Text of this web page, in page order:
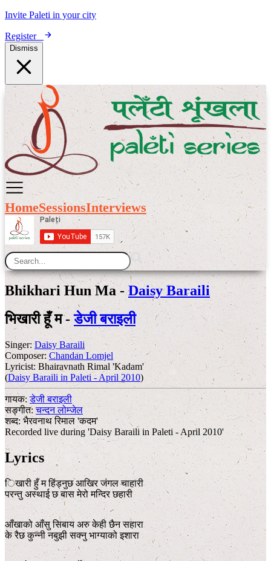
Invite Paleti in your city
Register
Dismiss
HomeSessionsInterviews
Bhikhari Hun Ma -Daisy Baraili
भिखारी हूँ म -डेजी बराइली
Singer:Daisy Baraili
Composer: Chandan Lomjel
Lyricist: Bhairavnath Rimal 'Kadam'
(Daisy Baraili in Paleti - April 2010)
गायक:डेजी बराइली
सङ्गीत:चन्दन लोम्जेल
शब्द: भैरवनाथ रिमाल 'कदम'
Recorded live during 'Daisy Baraili in Paleti - April 2010'
Lyrics
िखारी हुँ म हिंड्नुछ आखिर जंगल चाहारी
परन्तु अस्थाई छ बास मेरो मन्दिर छहारी
आँखाको आँसु सिबाय अरु केही छैन सहारा
के रैछ कुन्नी नबुझी सक्नु भाग्याको इशारा